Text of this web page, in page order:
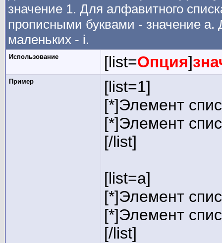
значение 1. Для алфавитного
прописными буквами - значение
маленьких - i.
Использование [list=Опция]
Пример
[list=1]
[*]Элемент
[*]Элемент
[/list]
[list=a]
[*]Элемент
[*]Элемент
[/list]